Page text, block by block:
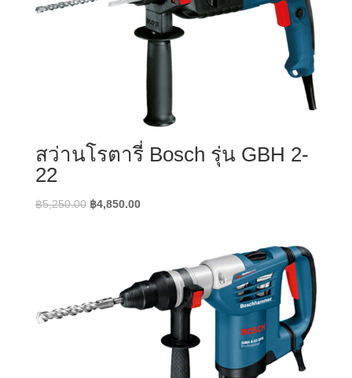
สว่านโรตารี่ Bosch รุ่น GBH 2-
22
฿5,250.00 Original
฿4,850.00Current